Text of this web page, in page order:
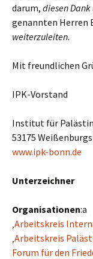
darum, diesen Dank
genannten Herren
weiterzuleiten.
Mit freundlichen
IPK-Vorstand
Institut für
53175
www.ipk-bonn.de
Unterzeichner
Organisationen:a
‚Arbeitskreis
‚Arbeitskreis
Forum für den